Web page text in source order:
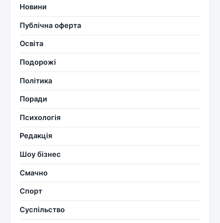
Новини
Публічна оферта
Освіта
Подорожі
Політика
Поради
Психологія
Редакція
Шоу бізнес
Смачно
Спорт
Суспільство